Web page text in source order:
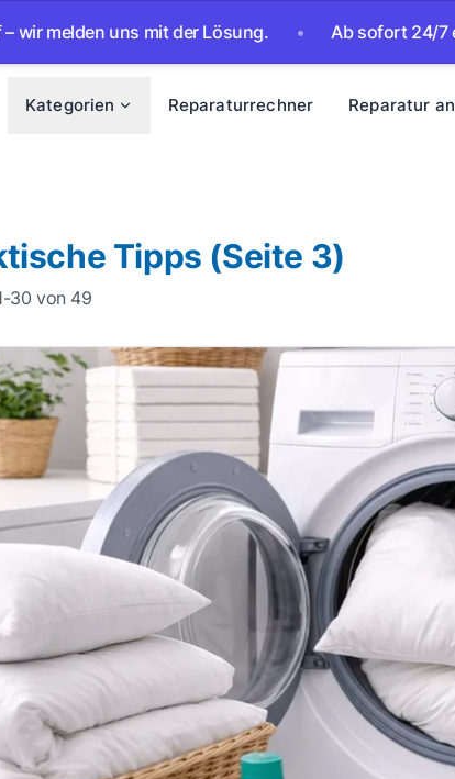
mit der Lösung. • Ab sofort 24/7 erreichbar. KI-
Kategorien Reparaturrechner Reparatur
Tipps (Seite 3)
30 von 49